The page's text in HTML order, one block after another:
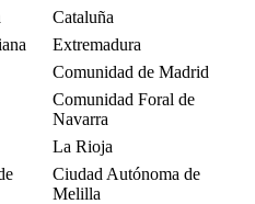
Cataluña
Extremadura
Comunidad de Madrid
Comunidad Foral de
Navarra
La Rioja
Ciudad Autónoma de
Melilla